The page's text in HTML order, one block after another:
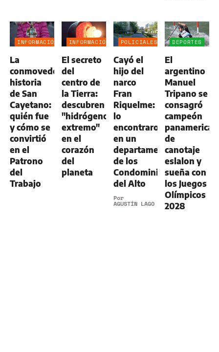
INFORMACIÓN
La
conmovedora
historia
de San
Cayetano:
quién fue
y cómo se
convirtió
en el
Patrono
del
Trabajo
INFORMACIÓN
El secreto
del
centro de
la Tierra:
descubren
"hidrógeno
extremo"
en el
corazón
del
planeta
POLICIALES
Cayó el
hijo del
narco
Fran
Riquelme:
lo
encontraron
en un
departamento
de los
Condominios
del Alto
Por
AGUSTÍN LAGO
DEPORTES
El
argentino
Manuel
Tripano se
consagró
campeón
de
canotaje
eslalon y
sueña con
los Juegos
Olímpicos
2028